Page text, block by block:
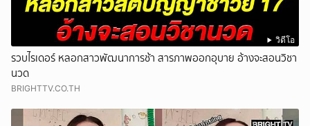
วิดีโอ
รวบไรเดอร์ หลอกสาวพัฒนาการช้า สารภาพออกอุบาย อ้างจะสอนวิชา
นวด
BRIGHTTV.CO.TH